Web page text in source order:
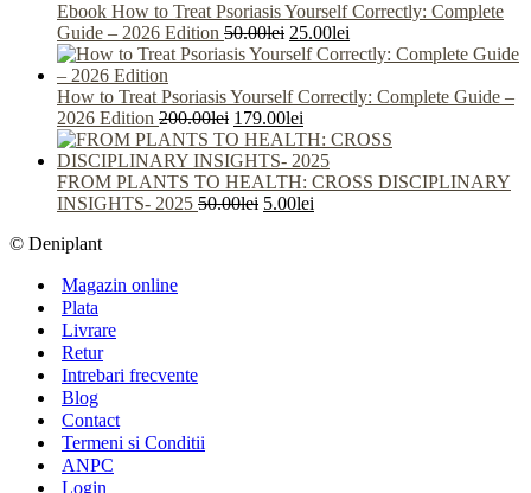
Ebook How to Treat Psoriasis Yourself Correctly: Complete
Guide – 2026 Edition 50.00lei Prețul
inițial
fost:
50.00lei.
25.00lei
curent
25.00lei.
How to Treat Psoriasis Yourself Correctly: Complete Guide –
2026 Edition 200.00lei Prețul
inițial
a
fost:
200.00lei.
179.00lei
curent
este:
179.00lei.
FROM PLANTS TO HEALTH: CROSS DISCIPLINARY
INSIGHTS- 2025 50.00lei Prețul
5.00lei
© Deniplant
Magazin online
Plata
Livrare
Retur
Intrebari frecvente
Blog
Contact
Termeni si Conditii
ANPC
Login